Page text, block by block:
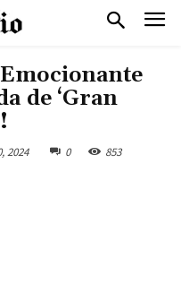
de ‘Gran
2024 0 853